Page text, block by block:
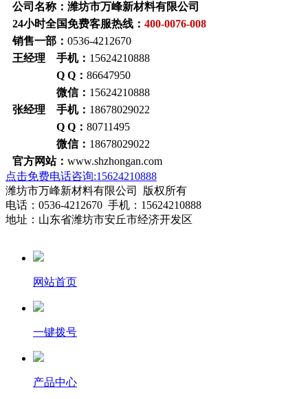
公司名称：潍坊市万峰新材料有限公司
24小时全国免费客服热线： 400-0076-008
销售一部： 0536-4212670
王经理 手机： 15624210888
Q Q： 86647950
微信： 15624210888
张经理 手机： 18678029022
Q Q： 80711495
微信： 18678029022
官方网站： www.shzhongan.com
点击免费电话咨询:15624210888
潍坊市万峰新材料有限公司 版权所有
电话：0536-4212670 手机：15624210888
地址：山东省潍坊市安丘市经济开发区
网站首页
一键拨号
产品中心